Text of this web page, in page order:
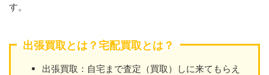
す。
出張買取とは？宅配買取とは？
出張買取：自宅まで査定（買取）しに来てもらえ